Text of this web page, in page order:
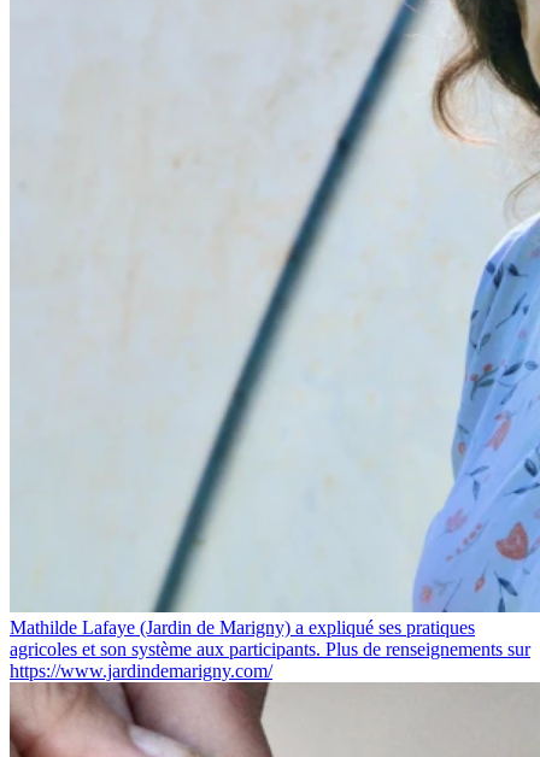
Mathilde Lafaye (Jardin de Marigny) a expliqué ses pratiques
agricoles et son système aux participants. Plus de renseignements sur
https://www.jardindemarigny.com/